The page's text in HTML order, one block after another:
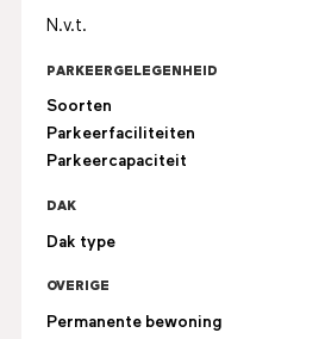
N.v.t.
PARKEERGELEGENHEID
Soorten
Parkeerfaciliteiten
Parkeercapaciteit
DAK
Dak type
OVERIGE
Permanente bewoning